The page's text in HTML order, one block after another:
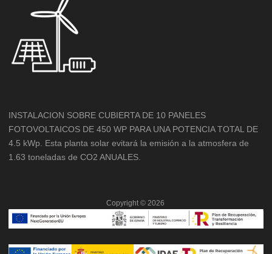
INSTALACION SOBRE CUBIERTA DE 10 PANELES
FOTOVOLTAICOS DE 450 WP PARA UNA POTENCIA TOTAL DE
4.5 kWp. Esta planta solar evitará la emisión a la atmosfera de
1.63 toneladas de CO2 ANUALES.
Copyright © 2026